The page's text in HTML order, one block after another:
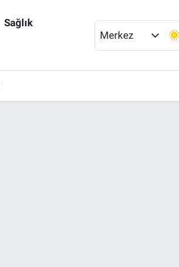
Sağlık
Merkez